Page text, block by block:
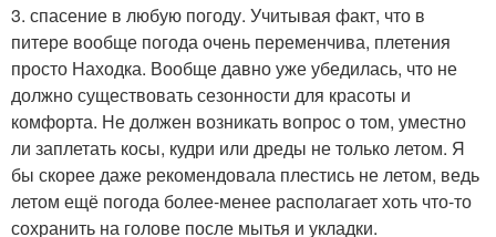
3. спасение в любую погоду. Учитывая факт, что в
питере вообще погода очень переменчива, плетения
просто Находка. Вообще давно уже убедилась, что не
должно существовать сезонности для красоты и
комфорта. Не должен возникать вопрос о том, уместно
ли заплетать косы, кудри или дреды не только летом. Я
бы скорее даже рекомендовала плестись не летом, ведь
летом ещё погода более-менее располагает хоть что-то
сохранить на голове после мытья и укладки.